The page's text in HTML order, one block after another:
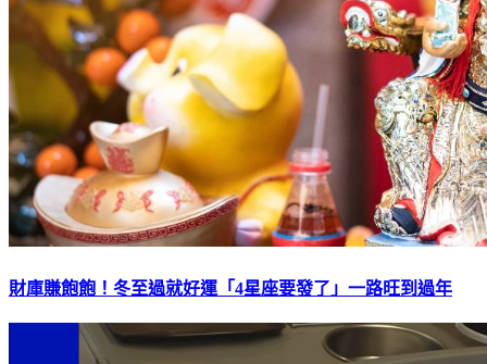
財庫賺飽飽！冬至過就好運「4星座要發了」一路旺到過年